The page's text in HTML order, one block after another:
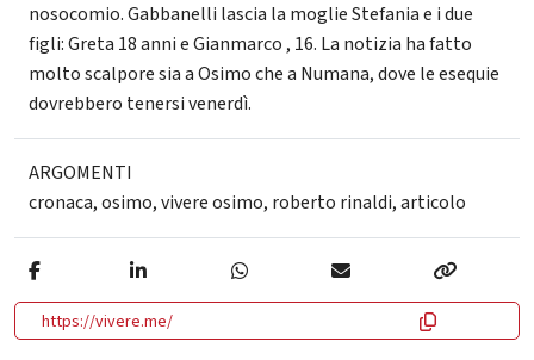
nosocomio. Gabbanelli lascia la moglie Stefania e i due
figli: Greta 18 anni e Gianmarco , 16. La notizia ha fatto
molto scalpore sia a Osimo che a Numana, dove le esequie
dovrebbero tenersi venerdì.
ARGOMENTI
cronaca,osimo,vivere osimo, roberto rinaldi,articolo
https://vivere.me/